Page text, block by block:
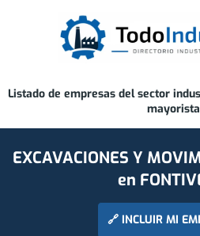
Listado de empresas del sector
EXCAVACIONES Y
en
🔗 INCLUIR MI